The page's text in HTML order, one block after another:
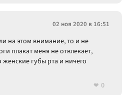
02 ноя 2020 в 16:51
на этом внимание, то и не
плакат меня не отвлекает,
губы рта и ничего
0